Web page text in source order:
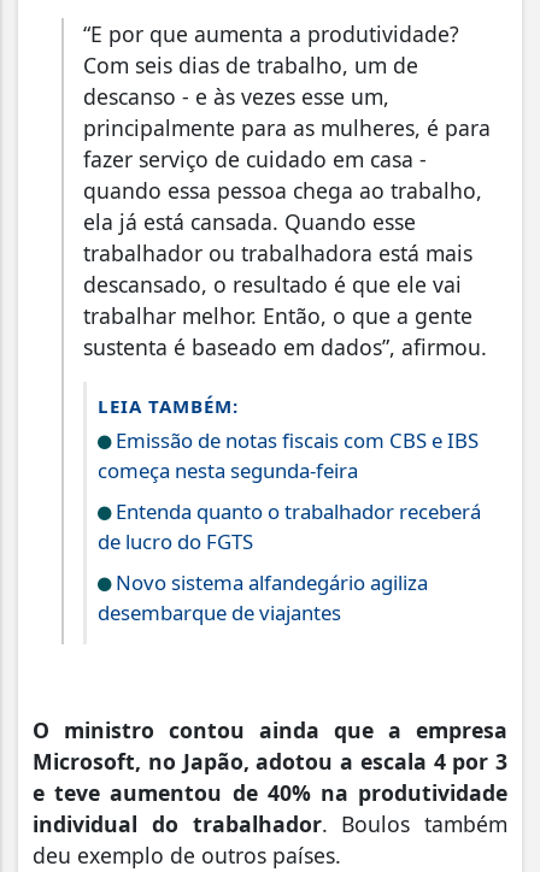
“E por que aumenta a produtividade?
Com seis dias de trabalho, um de
descanso - e às vezes esse um,
principalmente para as mulheres, é para
fazer serviço de cuidado em casa -
quando essa pessoa chega ao trabalho,
ela já está cansada. Quando esse
trabalhador ou trabalhadora está mais
descansado, o resultado é que ele vai
trabalhar melhor. Então, o que a gente
sustenta é baseado em dados”, afirmou.
LEIA TAMBÉM:
Emissão de notas fiscais com CBS e IBS
começa nesta segunda-feira
Entenda quanto o trabalhador receberá
de lucro do FGTS
Novo sistema alfandegário agiliza
desembarque de viajantes
O ministro contou ainda que a empresa
Microsoft, no Japão, adotou a escala 4 por 3
e teve aumentou de 40% na produtividade
individual do trabalhador. Boulos também
deu exemplo de outros países.